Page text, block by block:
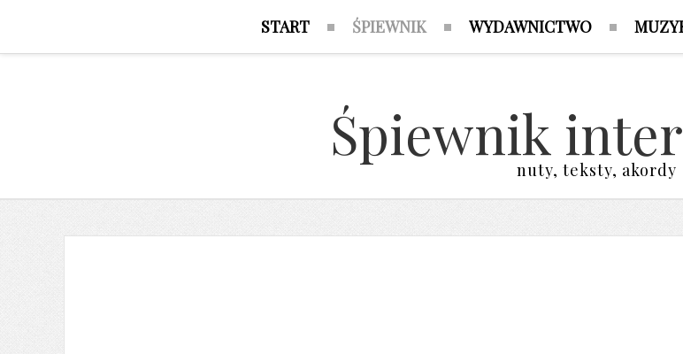
START ŚPIEWNIK WYDAWNICTWO
Śpiewnik
nuty, teksty, akordy